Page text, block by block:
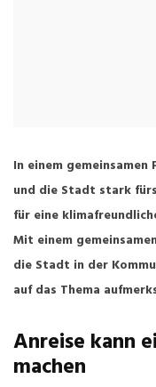
In einem
und die Stadt stark
für eine
Mit einem
die Stadt in der
auf das Thema
Anreise kann
machen